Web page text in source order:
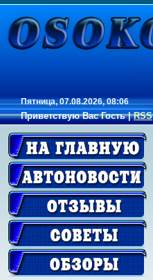
Пятница, 07.08.2026, 08:06
Приветствую Вас Гость|RSS